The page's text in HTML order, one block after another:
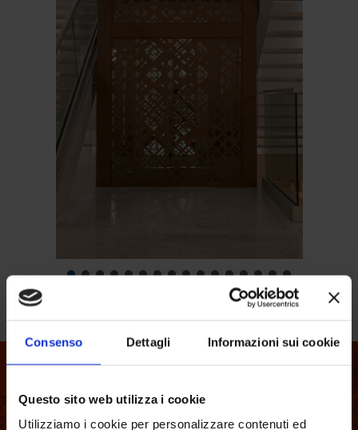
Consenso Dettagli Informazioni sui cookie
Questo sito web utilizza i cookie
Utilizziamo i cookie per personalizzare contenuti ed
personalizzata, esperienza